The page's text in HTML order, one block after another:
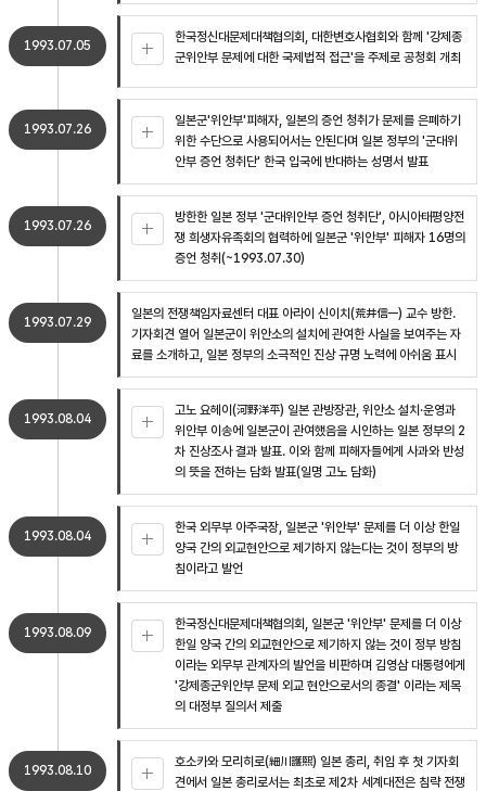
1993.07.05
한국정신대문제대책협의회, 대한변호사협회와 함께 '강제종
군위안부 문제에 대한 국제법적 접근'을 주제로 공청회 개최
1993.07.26
일본군'위안부'피해자, 일본의 증언 청취가 문제를 은폐하기
위한 수단으로 사용되어서는 안된다며 일본 정부의 '군대위
안부 증언 청취단' 한국 입국에 반대하는 성명서 발표
1993.07.26
방한한 일본 정부 '군대위안부 증언 청취단', 아시아태평양전
쟁 희생자유족회의 협력하에 일본군 '위안부' 피해자 16명의
증언 청취(~1993.07.30)
1993.07.29
일본의 전쟁책임자료센터 대표 아라이 신이치(荒井信一) 교수 방한.
기자회견 열어 일본군이 위안소의 설치에 관여한 사실을 보여주는 자
료를 소개하고, 일본 정부의 소극적인 진상 규명 노력에 아쉬움 표시
1993.08.04
고노 요헤이(河野洋平) 일본 관방장관, 위안소 설치·운영과
위안부 이송에 일본군이 관여했음을 시인하는 일본 정부의 2
차 진상조사 결과 발표. 이와 함께 피해자들에게 사과와 반성
의 뜻을 전하는 담화 발표(일명 고노 담화)
1993.08.04
한국 외무부 아주국장, 일본군 '위안부' 문제를 더 이상 한일
양국 간의 외교현안으로 제기하지 않는다는 것이 정부의 방
침이라고 발언
1993.08.09
한국정신대문제대책협의회, 일본군 '위안부' 문제를 더 이상
한일 양국 간의 외교현안으로 제기하지 않는 것이 정부 방침
이라는 외무부 관계자의 발언을 비판하며 김영삼 대통령에게
'강제종군위안부 문제 외교 현안으로서의 종결' 이라는 제목
의 대정부 질의서 제출
1993.08.10
호소카와 모리히로(細川護煕) 일본 총리, 취임 후 첫 기자회
견에서 일본 총리로서는 최초로 제2차 세계대전은 침략 전쟁